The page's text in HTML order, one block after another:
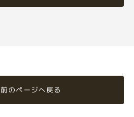
前のページへ戻る